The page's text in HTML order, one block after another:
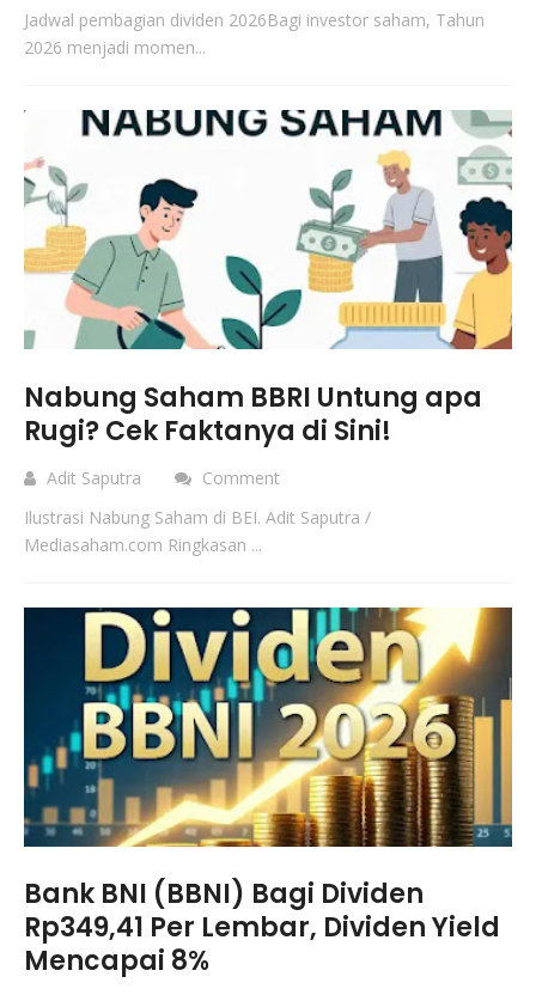
Jadwal pembagian dividen 2026Bagi investor saham, Tahun
2026 menjadi momen...
Nabung Saham BBRI Untung apa
Rugi? Cek Faktanya di Sini!
Adit Saputra
Comment
Ilustrasi Nabung Saham di BEI. Adit Saputra /
Mediasaham.com Ringkasan ...
Bank BNI (BBNI) Bagi Dividen
Rp349,41 Per Lembar, Dividen Yield
Mencapai 8%